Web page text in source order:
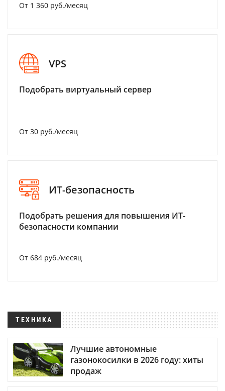
От 1 360 руб./месяц
VPS
Подобрать виртуальный сервер
От 30 руб./месяц
ИТ-безопасность
Подобрать решения для повышения ИТ-
безопасности компании
От 684 руб./месяц
ТЕХНИКА
Лучшие автономные
газонокосилки в 2026 году: хиты
продаж